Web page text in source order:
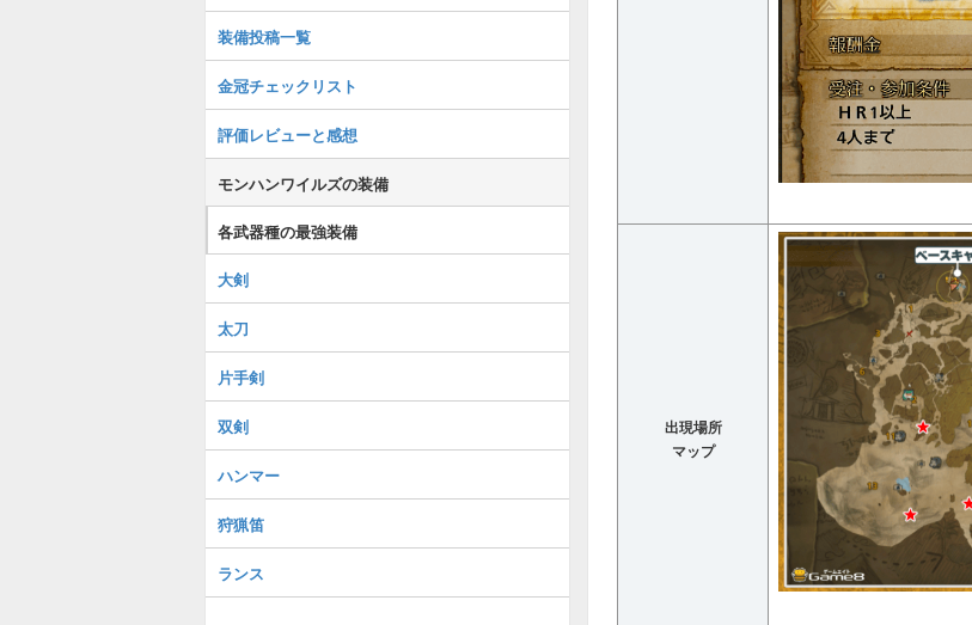
出現場所
マップ
装備投稿一覧
金冠チェックリスト
評価レビューと感想
モンハンワイルズの装備
各武器種の最強装備
大剣
太刀
片手剣
双剣
ハンマー
狩猟笛
ランス